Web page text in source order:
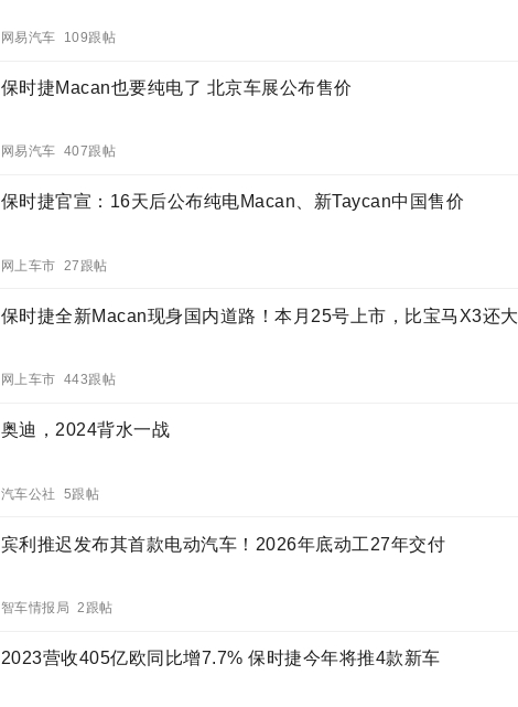
网易汽车 109跟帖
保时捷Macan也要纯电了 北京车展公布售价
网易汽车 407跟帖
保时捷官宣：16天后公布纯电Macan、新Taycan中国售价
网上车市 27跟帖
保时捷全新Macan现身国内道路！本月25号上市，比宝马X3还大
网上车市 443跟帖
奥迪，2024背水一战
汽车公社 5跟帖
宾利推迟发布其首款电动汽车！2026年底动工27年交付
智车情报局 2跟帖
2023营收405亿欧同比增7.7% 保时捷今年将推4款新车